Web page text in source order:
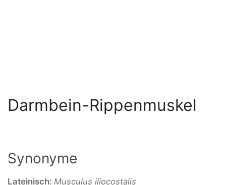
Darmbein-Rippenmuskel
Synonyme
Lateinisch: Musculus iliocostalis